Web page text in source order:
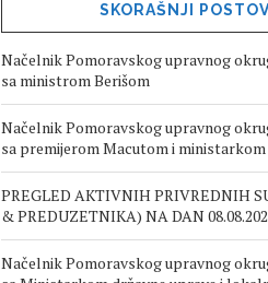
SKORAŠNJI
Načelnik Pomoravskog upravnog
sa ministrom Berišom
Načelnik Pomoravskog upravnog
sa premijerom Macutom i ministarkom
PREGLED AKTIVNIH PRIVREDNIH
& PREDUZETNIKA) NA DAN
Načelnik Pomoravskog upravnog